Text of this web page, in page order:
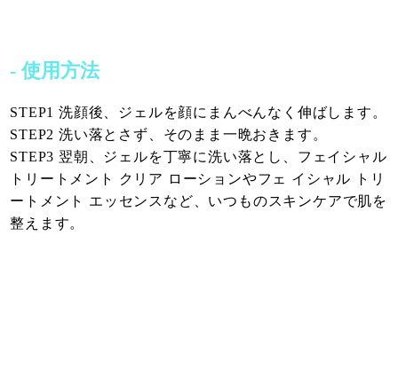
- 使用方法
STEP1 洗顔後、ジェルを顔にまんべんなく伸ばします。
STEP2 洗い落とさず、そのまま一晩おきます。
STEP3 翌朝、ジェルを丁寧に洗い落とし、フェイシャル
トリートメント クリア ローションやフェ イシャル トリ
ートメント エッセンスなど、いつものスキンケアで肌を
整えます。